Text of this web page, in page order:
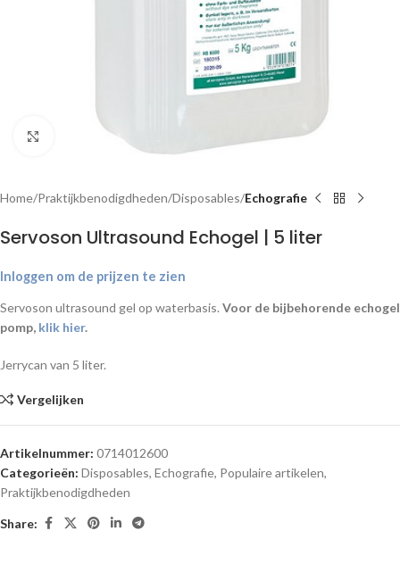
Klik om te vergroten
Home Praktijkbenodigdheden Disposables Echografie
Servoson Ultrasound Echogel | 5 liter
Inloggen om de prijzen te zien
Servoson ultrasound gel op waterbasis. Voor de bijbehorende echogel
pomp, klik hier.
Jerrycan van 5 liter.
Vergelijken
Artikelnummer: 0714012600
Categorieën: Disposables, Echografie, Populaire artikelen,
Praktijkbenodigdheden
Share: